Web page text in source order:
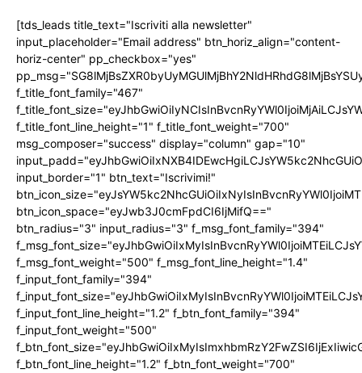
[tds_leads title_text="Iscriviti alla newsletter"
input_placeholder="Email address" btn_horiz_align="content-
horiz-center" pp_checkbox="yes"
f_title_font_family="467"
f_title_font_line_height="1" f_title_font_weight="700"
msg_composer="success" display="column" gap="10"
input_border="1" btn_text="Iscrivimi!"
btn_icon_space="eyJwb3J0cmFpdCI6IjMifQ=="
btn_radius="3" input_radius="3" f_msg_font_family="394"
f_msg_font_weight="500" f_msg_font_line_height="1.4"
f_input_font_family="394"
f_input_font_line_height="1.2" f_btn_font_family="394"
f_input_font_weight="500"
f_btn_font_line_height="1.2" f_btn_font_weight="700"